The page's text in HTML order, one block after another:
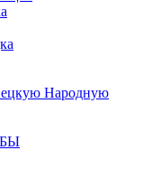
Народную